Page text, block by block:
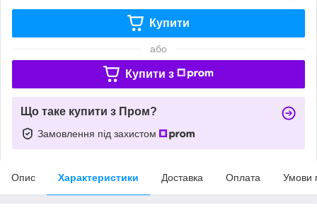
Купити
або
Купити з
Що таке купити з Пром?
Замовлення під захистом
Опис Характеристики Доставка Оплата Умови